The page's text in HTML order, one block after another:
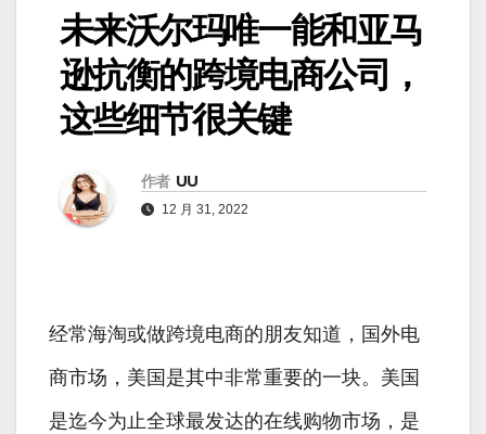
未来沃尔玛唯一能和亚马
逊抗衡的跨境电商公司，
这些细节很关键
作者 UU
12 月 31, 2022
经常海淘或做跨境电商的朋友知道，国外电
商市场，美国是其中非常重要的一块。美国
是迄今为止全球最发达的在线购物市场，是